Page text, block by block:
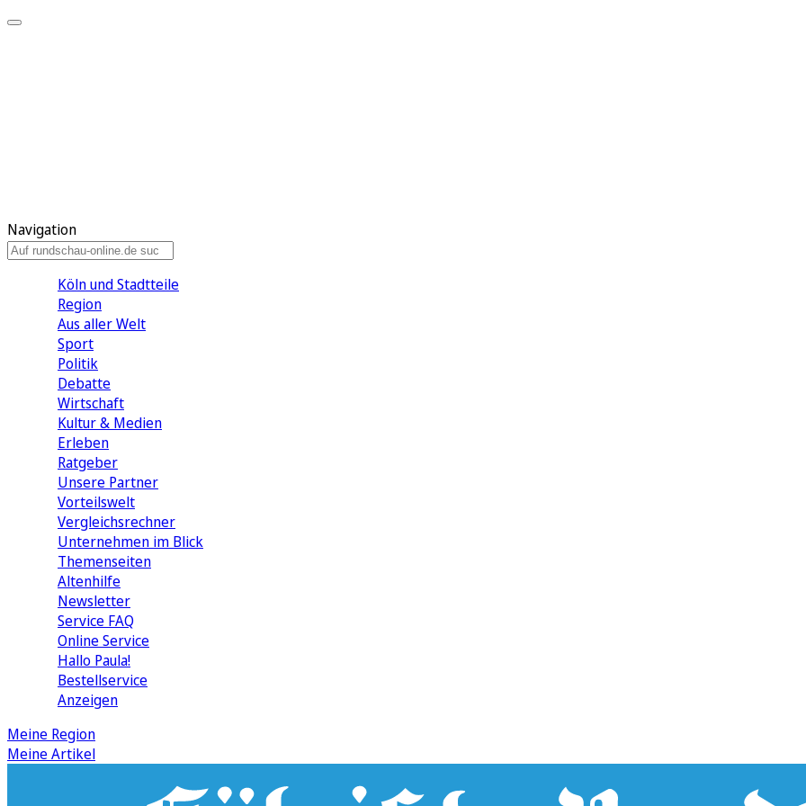
Navigation
Köln und Stadtteile
Region
Aus aller Welt
Sport
Politik
Debatte
Wirtschaft
Kultur & Medien
Erleben
Ratgeber
Unsere Partner
Vorteilswelt
Vergleichsrechner
Unternehmen im Blick
Themenseiten
Altenhilfe
Newsletter
Service FAQ
Online Service
Hallo Paula!
Bestellservice
Anzeigen
Meine Region
Meine Artikel